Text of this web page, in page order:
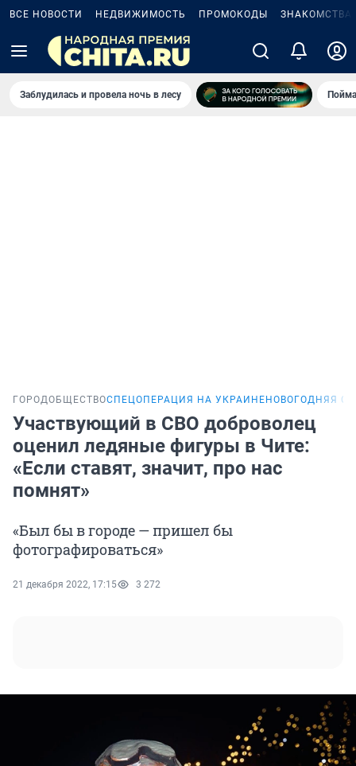
ВСЕ НОВОСТИ НЕДВИЖИМОСТЬ ПРОМОКОДЫ ЗНАКОМСТВА
Заблудилась и провела ночь в лесу
ГОРОДОБЩЕСТВОСПЕЦОПЕРАЦИЯ НА УКРАИНЕ НОВОГОДНЯЯ
Участвующий в СВО доброволец
оценил ледяные фигуры в Чите:
«Если ставят, значит, про нас
помнят»
«Был бы в городе — пришел бы
фотографироваться»
21 декабря 2022, 17:15 3 272